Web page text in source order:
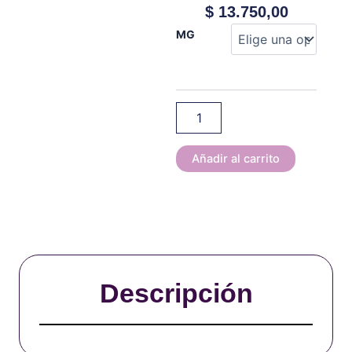
$13.750,00
MG
Akuario
-
Añadir al carrito
Descripción